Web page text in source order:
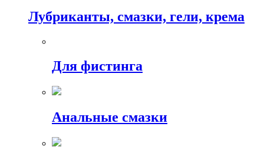
Лубриканты, смазки, гели, крема
Для фистинга
Анальные смазки